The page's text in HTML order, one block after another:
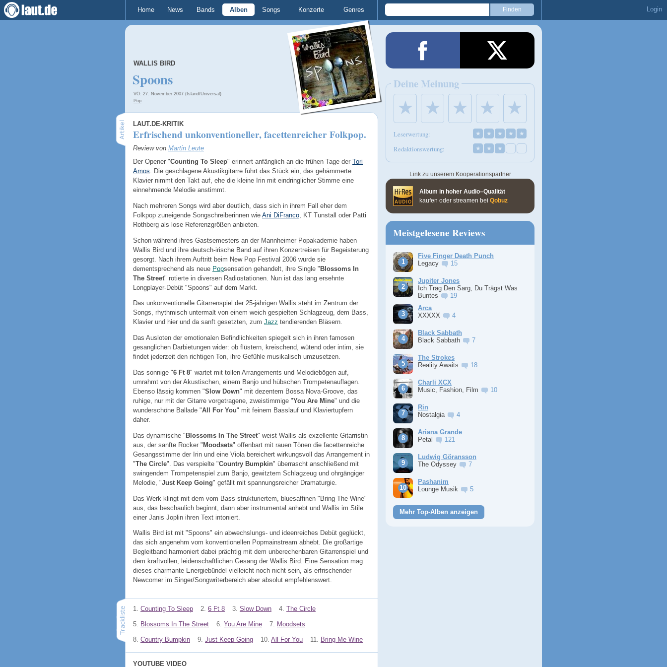
Home News Bands Alben Songs Konzerte Genres Login
WALLIS BIRD
Spoons
VÖ: 27. November 2007 (Island/Universal)
Pop
LAUT.DE-KRITIK
Erfrischend unkonventioneller, facettenreicher Folkpop.
Review von Martin Leute
Der Opener "Counting To Sleep" erinnert anfänglich an die frühen Tage der Tori
Amos. Die geschlagene Akustikgitarre führt das Stück ein, das gehämmerte
Klavier nimmt den Takt auf, ehe die kleine Irin mit eindringlicher Stimme eine
einnehmende Melodie anstimmt.
Nach mehreren Songs wird aber deutlich, dass sich in ihrem Fall eher dem
Folkpop zuneigende Songschreiberinnen wie Ani DiFranco KT Tunstall
oder Patti
Rothberg als lose Referenzgrößen anbieten.
Schon während ihres Gastsemesters an der Mannheimer Popakademie haben
Wallis Bird und ihre deutsch-irische Band auf ihren Konzertreisen für Begeisterung
gesorgt. Nach ihrem Auftritt beim New Pop Festival 2006 wurde sie
dementsprechend als neue Popsensation gehandelt, ihre Single "Blossoms In
The Street" rotierte in diversen Radiostationen. Nun ist das lang ersehnte
Longplayer-Debüt "Spoons" auf dem Markt.
Das unkonventionelle Gitarrenspiel der 25-jährigen Wallis steht im Zentrum der
Songs, rhythmisch untermalt von einem weich gespielten Schlagzeug, dem Bass,
Klavier und hier und da sanft gesetzten, zum Jazz tendierenden Bläsern.
Das Ausloten der emotionalen Befindlichkeiten spiegelt sich in ihren famosen
gesanglichen Darbietungen wider: ob flüstern, kreischend, wütend oder intim, sie
findet jederzeit den richtigen Ton, ihre Gefühle musikalisch umzusetzen.
Das sonnige "6 Ft 8" wartet mit tollen Arrangements und Melodiebögen auf,
umrahmt von der Akustischen, einem Banjo und hübschen Trompetenauflagen.
Ebenso lässig kommen "Slow Down" mit dezentem Bossa Nova-Groove, das
ruhige, nur mit der Gitarre vorgetragene, zweistimmige "You Are Mine" und die
wunderschöne Ballade "All For You" mit feinem Basslauf und Klaviertupfern
daher.
Das dynamische " Blossoms In The Street" weist Wallis als exzellente Gitarristin
aus, der sanfte Rocker " Moodsets" offenbart mit rauen Tönen die facettenreiche
Gesangsstimme der Irin und eine Viola bereichert wirkungsvoll das Arrangement in
"The Circle". Das verspielte "Country Bumpkin" überrascht anschließend mit
swingendem Trompetenspiel zum Banjo, gewitztem Schlagzeug und ohrgängiger
Melodie, "Just Keep Going" gefällt mit spannungsreicher Dramaturgie.
Das Werk klingt mit dem vom Bass strukturiertem, bluesaffinen "Bring The Wine"
aus, das beschaulich beginnt, dann aber instrumental anhebt und Wallis im Stile
einer Janis Joplin ihren Text intoniert.
Wallis Bird ist mit "Spoons" ein abwechslungs- und ideenreiches Debüt geglückt,
das sich angenehm vom konventionellen Popmainstream abhebt. Die großartige
Begleitband harmoniert dabei prächtig mit dem unberechenbaren Gitarrenspiel und
dem kraftvollen, leidenschaftlichen Gesang der Wallis Bird. Eine Sensation mag
dieses charmante Energiebündel vielleicht noch nicht sein, als erfrischender
Newcomer im Singer/Songwriterbereich aber absolut empfehlenswert.
1. Counting To Sleep 2. 6 Ft 8 3. Slow Down 4. The Circle
5. Blossoms In The Street 6. You Are Mine 7. Moodsets
8. Country Bumpkin 9. Just Keep Going 10. All For You 11. Bring Me Wine
YOUTUBE VIDEO
Deine Meinung
★ ★ ★ ★ ★
Leserwertung: ★ ★ ★ ★ ★
Redaktionswertung: ★ ★ ★
Link zu unserem Kooperationspartner
Album in hoher Audio–Qualität
kaufen oder streamen bei Qobuz
Meistgelesene Reviews
Five Finger Death Punch
Legacy
15
Jupiter Jones
Ich Trag Den Sarg, Du Trägst Was
Buntes
19
Arca
XXXXX
4
Black Sabbath
Black Sabbath
7
The Strokes
Reality Awaits
18
Charli XCX
Music, Fashion, Film
10
Rin
Nostalgia
4
Ariana Grande
Petal
121
Ludwig Göransson
The Odyssey
7
Pashanim
Lounge Musik
5
Mehr Top-Alben anzeigen